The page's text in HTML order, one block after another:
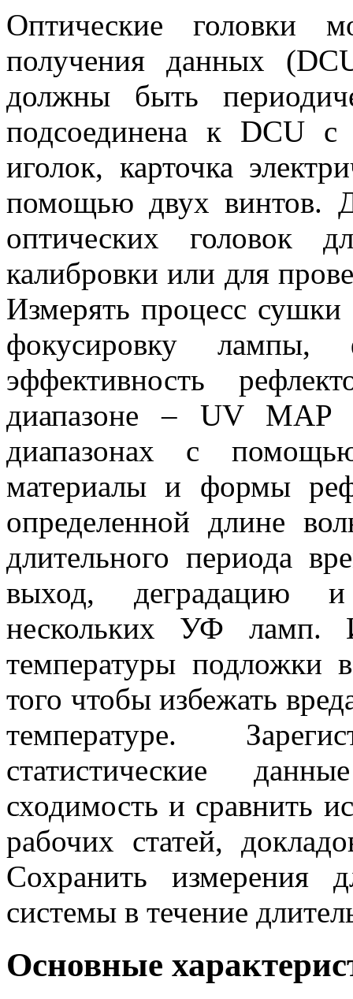
Оптические головки
получения данных
должны быть
подсоединена к DCU
иголок, карточка
помощью двух винтов.
оптических головок
калибровки или для
Измерять процесс
фокусировку лампы,
эффективность
диапазоне – UV MAP
диапазонах с
материалы и формы
определенной длине
длительного периода
выход, деградацию
нескольких УФ ламп.
температуры подложки
того чтобы избежать
температуре.
статистические
сходимость и сравнить
рабочих статей,
Сохранить измерения
системы в течение
Основные